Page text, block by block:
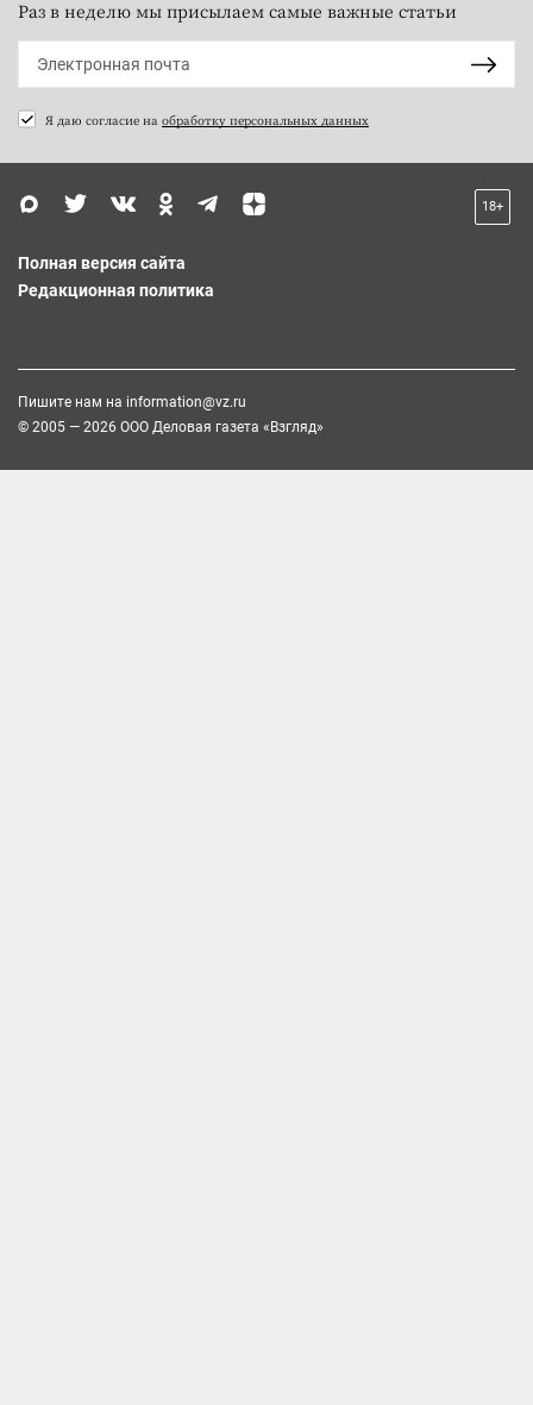
Раз в неделю мы присылаем самые важные статьи
Я даю согласие на обработку персональных данных
18+
Полная версия сайта
Редакционная политика
Пишите нам на information@vz.ru
© 2005 — 2026 ООО Деловая газета «Взгляд»